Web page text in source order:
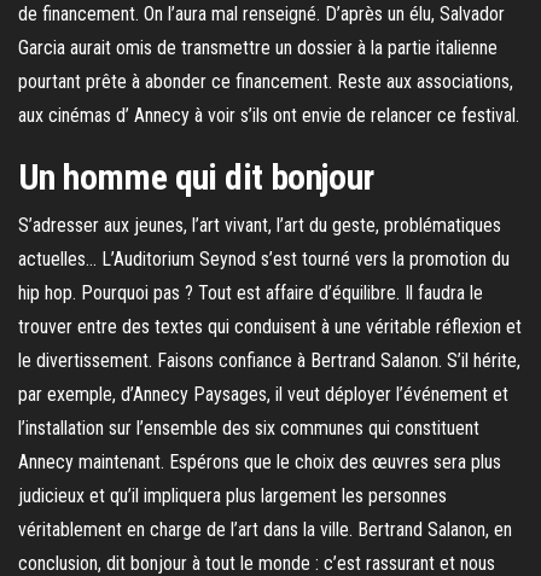
de financement. On l’aura mal renseigné. D’après un élu, Salvador
Garcia aurait omis de transmettre un dossier à la partie italienne
pourtant prête à abonder ce financement. Reste aux associations,
aux cinémas d’ Annecy à voir s’ils ont envie de relancer ce festival.
Un homme qui dit bonjour
S’adresser aux jeunes, l’art vivant, l’art du geste, problématiques
actuelles… L’Auditorium Seynod s’est tourné vers la promotion du
hip hop. Pourquoi pas ? Tout est affaire d’équilibre. Il faudra le
trouver entre des textes qui conduisent à une véritable réflexion et
le divertissement. Faisons confiance à Bertrand Salanon. S’il hérite,
par exemple, d’Annecy Paysages, il veut déployer l’événement et
l’installation sur l’ensemble des six communes qui constituent
Annecy maintenant. Espérons que le choix des œuvres sera plus
judicieux et qu’il impliquera plus largement les personnes
véritablement en charge de l’art dans la ville. Bertrand Salanon, en
conclusion, dit bonjour à tout le monde : c’est rassurant et nous